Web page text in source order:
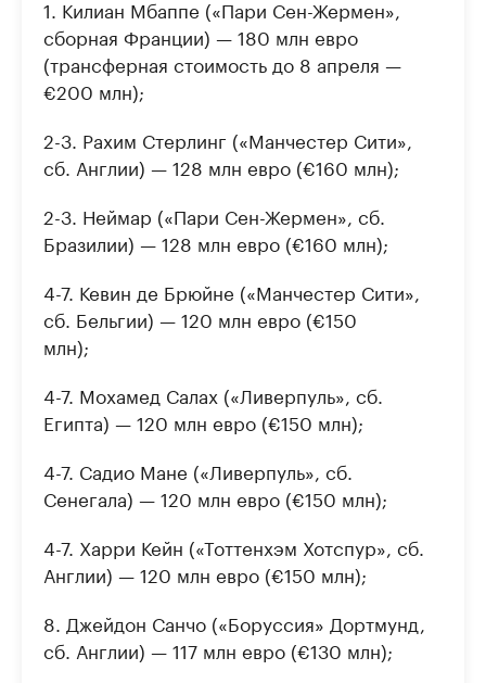
1. Килиан Мбаппе («Пари Сен-Жермен»,
сборная Франции) — 180 млн евро
(трансферная стоимость до 8 апреля —
€200 млн);
2-3. Рахим Стерлинг («Манчестер Сити»,
сб. Англии) — 128 млн евро (€160 млн);
2-3. Неймар («Пари Сен-Жермен», сб.
Бразилии) — 128 млн евро (€160 млн);
4-7. Кевин де Брюйне («Манчестер Сити»,
сб. Бельгии) — 120 млн евро (€150
млн);
4-7. Мохамед Салах («Ливерпуль», сб.
Египта) — 120 млн евро (€150 млн);
4-7. Садио Мане («Ливерпуль», сб.
Сенегала) — 120 млн евро (€150 млн);
4-7. Харри Кейн («Тоттенхэм Хотспур», сб.
Англии) — 120 млн евро (€150 млн);
8. Джейдон Санчо («Боруссия» Дортмунд,
сб. Англии) — 117 млн евро (€130 млн);